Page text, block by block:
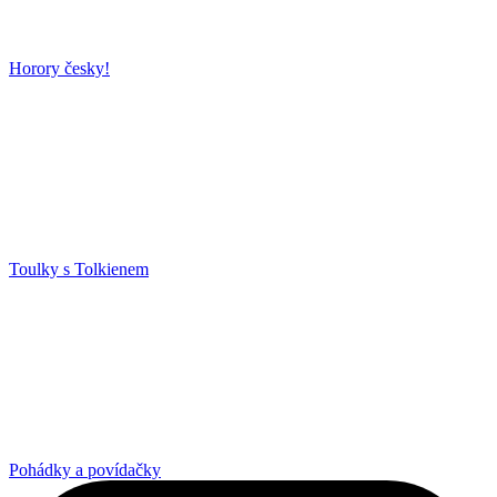
Horory česky!
Toulky s Tolkienem
Pohádky a povídačky